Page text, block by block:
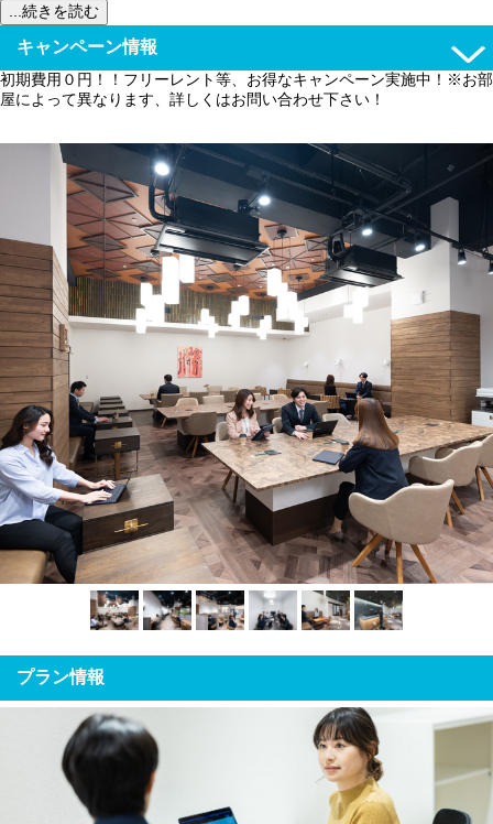
...続きを読む
キャンペーン情報
初期費用０円！！フリーレント等、お得なキャンペーン実施中！※お部
屋によって異なります、詳しくはお問い合わせ下さい！
プラン情報